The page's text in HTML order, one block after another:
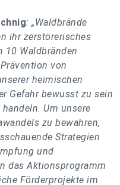
: „Waldbrände
ihr zerstörerisches
10 Waldbränden
von
heimischen
Gefahr bewusst zu sein
Um unsere
zu bewahren,
Strategien
und
das Aktionsprogramm
Förderprojekte im